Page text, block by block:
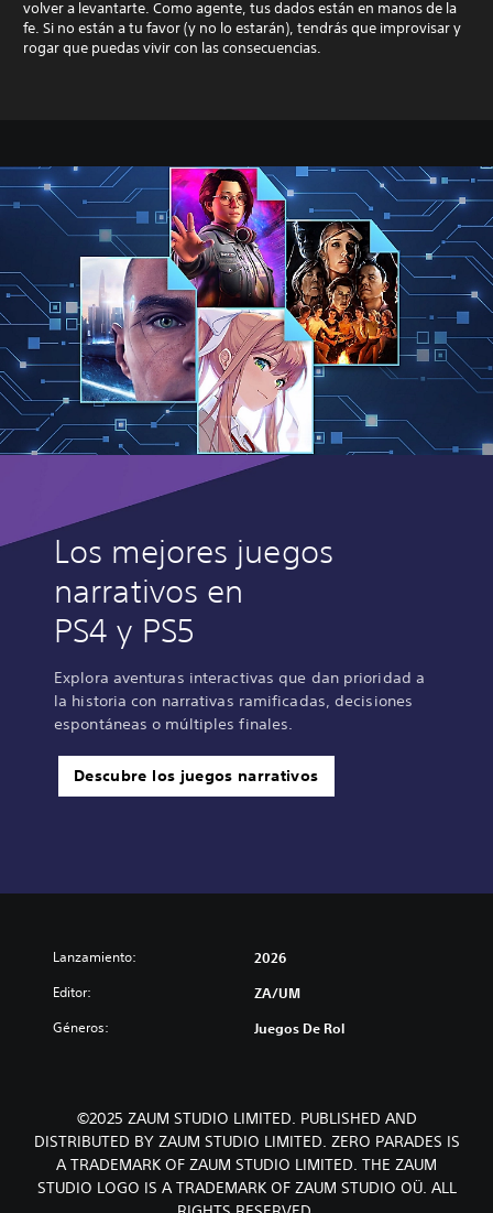
volver a levantarte. Como agente, tus dados están en manos de la
fe. Si no están a tu favor (y no lo estarán), tendrás que improvisar y
rogar que puedas vivir con las consecuencias.
Los mejores juegos
narrativos en
PS4 y PS5
Explora aventuras interactivas que dan prioridad a
la historia con narrativas ramificadas, decisiones
espontáneas o múltiples finales.
Descubre los juegos narrativos
Lanzamiento: 2026
Editor: ZA/UM
Géneros: Juegos De Rol
©2025 ZAUM STUDIO LIMITED. PUBLISHED AND
DISTRIBUTED BY ZAUM STUDIO LIMITED. ZERO PARADES IS
A TRADEMARK OF ZAUM STUDIO LIMITED. THE ZAUM
STUDIO LOGO IS A TRADEMARK OF ZAUM STUDIO OÜ. ALL